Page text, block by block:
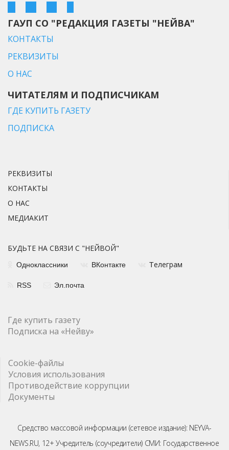
ГАУП СО "РЕДАКЦИЯ ГАЗЕТЫ "НЕЙВА"
КОНТАКТЫ
РЕКВИЗИТЫ
О НАС
ЧИТАТЕЛЯМ И ПОДПИСЧИКАМ
ГДЕ КУПИТЬ ГАЗЕТУ
ПОДПИСКА
РЕКВИЗИТЫ
КОНТАКТЫ
О НАС
МЕДИАКИТ
БУДЬТЕ НА СВЯЗИ С "НЕЙВОЙ"
Одноклассники ВКонтакте Телеграм
RSS Эл.почта
Где купить газету
Подписка на «Нейву»
Cookie-файлы
Условия использования
Противодействие коррупции
Документы
Средство массовой информации (сетевое издание): NEYVA-
NEWS.RU, 12+ Учредитель (соучредители) СМИ: Государственное